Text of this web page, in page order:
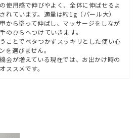
使用感で伸びやよく、全体に伸ばせるよ
れています。適量は約1g（パール大）
から塗って伸ばし、マッサージをしなが
のひらへつけていきます。
ことでベタつかずスッキリとした使い心
を選びません。
会が増えている現在では、お出かけ時の
ススメです。